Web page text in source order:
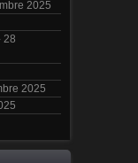
2025
28
2025